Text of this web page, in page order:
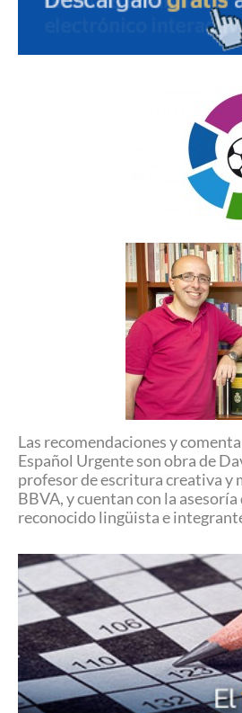
Las recomendaciones y
Español Urgente son obra de
profesor de escritura creativa y
BBVA, y cuentan con la
reconocido lingüista e